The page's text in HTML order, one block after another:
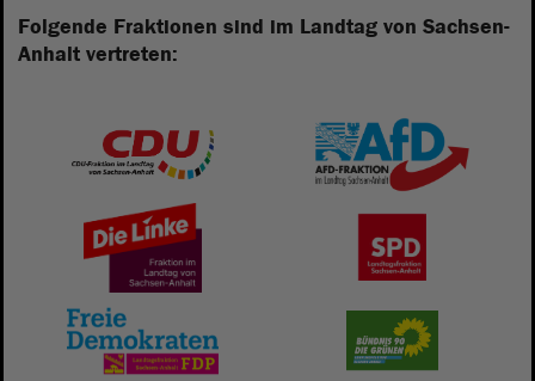
Folgende Fraktionen sind im Landtag von Sachsen-
Anhalt vertreten: